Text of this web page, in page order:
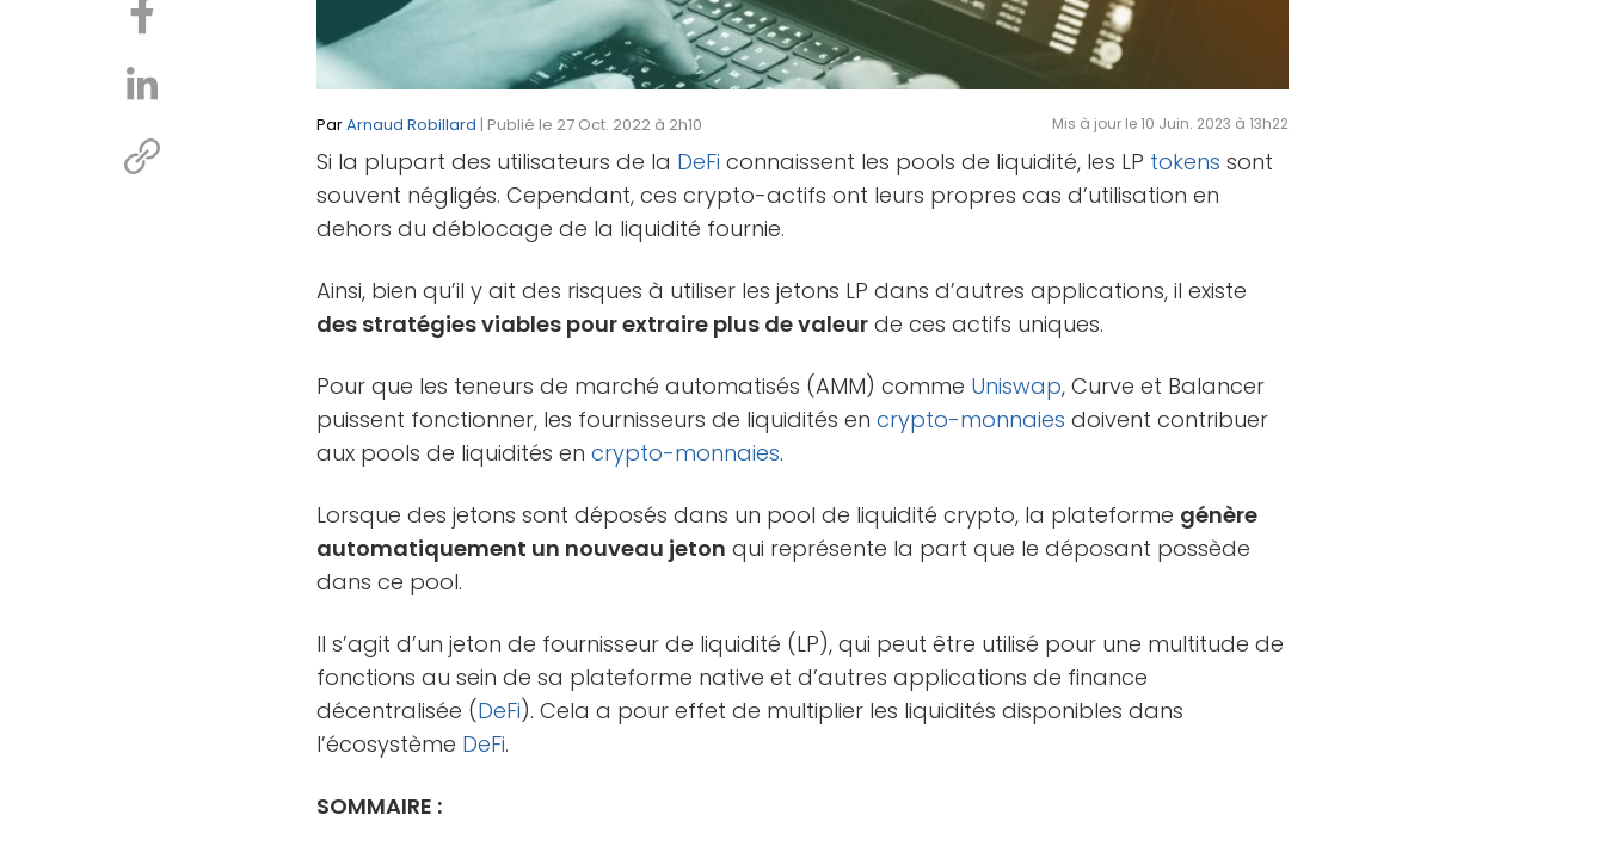
ParArnaud Robillard | Publié le 27 Oct. 2022 à 2h10 Mis à jour le 10 Juin. 2023 à 13h22
Si la plupart des utilisateurs de la DeFi connaissent les pools de liquidité, les LP tokens sont
souvent négligés. Cependant, ces crypto-actifs ont leurs propres cas d’utilisation en
dehors du déblocage de la liquidité fournie.
Ainsi, bien qu’il y ait des risques à utiliser les jetons LP dans d’autres applications, il existe
des stratégies viables pour extraire plus de valeur de ces actifs uniques.
Pour que les teneurs de marché automatisés (AMM) comme Uniswap, Curve et Balancer
puissent fonctionner, les fournisseurs de liquidités encrypto-monnaies doivent contribuer
aux pools de liquidités encrypto-monnaies.
Lorsque des jetons sont déposés dans un pool de liquidité crypto, la plateforme génère
automatiquement un nouveau jeton qui représente la part que le déposant possède
dans ce pool.
Il s’agit d’un jeton de fournisseur de liquidité (LP), qui peut être utilisé pour une multitude de
fonctions au sein de sa plateforme native et d’autres applications de finance
décentralisée (DeFi). Cela a pour effet de multiplier les liquidités disponibles dans
l’écosystème DeFi.
SOMMAIRE :